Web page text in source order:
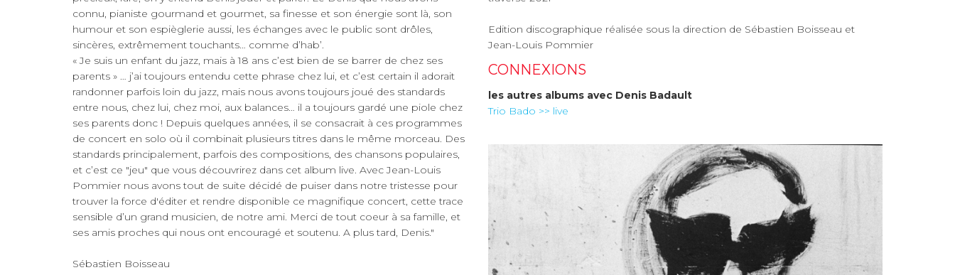
connu, pianiste gourmand et gourmet, sa finesse et son énergie sont là, son
humour et son espièglerie aussi, les échanges avec le public sont drôles,
sincères, extrêmement touchants… comme d’hab’.
« Je suis un enfant du jazz, mais à 18 ans c’est bien de se barrer de chez ses
parents » … j’ai toujours entendu cette phrase chez lui, et c’est certain il adorait
randonner parfois loin du jazz, mais nous avons toujours joué des standards
entre nous, chez lui, chez moi, aux balances… il a toujours gardé une piole chez
ses parents donc ! Depuis quelques années, il se consacrait à ces programmes
de concert en solo où il combinait plusieurs titres dans le même morceau. Des
standards principalement, parfois des compositions, des chansons populaires,
et c’est ce "jeu" que vous découvrirez dans cet album live. Avec Jean-Louis
Pommier nous avons tout de suite décidé de puiser dans notre tristesse pour
trouver la force d'éditer et rendre disponible ce magnifique concert, cette trace
sensible d’un grand musicien, de notre ami. Merci de tout coeur à sa famille, et
ses amis proches qui nous ont encouragé et soutenu. A plus tard, Denis."
Sébastien Boisseau
Edition discographique réalisée sous la direction de Sébastien Boisseau et
Jean-Louis Pommier
CONNEXIONS
les autres albums avec Denis Badault
Trio Bado >> live